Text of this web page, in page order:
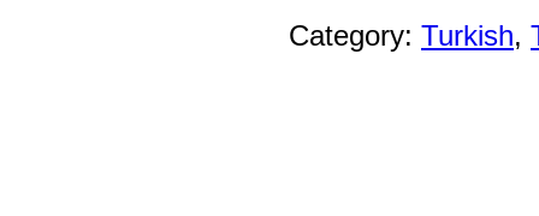
Category: Turkish,